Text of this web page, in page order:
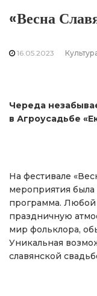
«Весна
16.05.2023
Череда
в Агроусадьбе
На фестивале
мероприятия была
программа.
праздничную
мир фольклора,
Уникальная
славянской